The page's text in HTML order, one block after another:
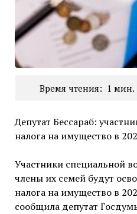
Время чтения: 1 мин.
Депутат Бессараб:
налога на имущество в
Участники специальной
члены их семей будут
налога на имущество в
сообщила депутат